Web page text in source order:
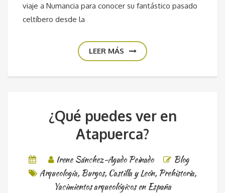
viaje a Numancia para conocer su fantástico pasado
celtíbero desde la
LEER MÁS
¿Qué puedes ver en
Atapuerca?
Irene Sánchez-Agudo Peinado
Blog
Arqueología, Burgos, Castilla y León, Prehistoria,
Yacimientos arqueológicos en España